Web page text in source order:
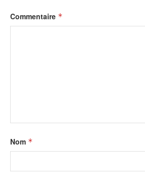
Commentaire *
Nom *